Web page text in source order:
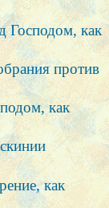
Господом, как
против
как
как